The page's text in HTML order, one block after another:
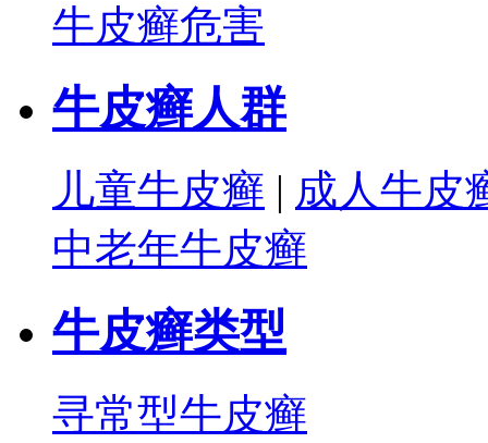
牛皮癣危害
牛皮癣人群
儿童牛皮癣 | 成人牛皮
中老年牛皮癣
牛皮癣类型
寻常型牛皮癣